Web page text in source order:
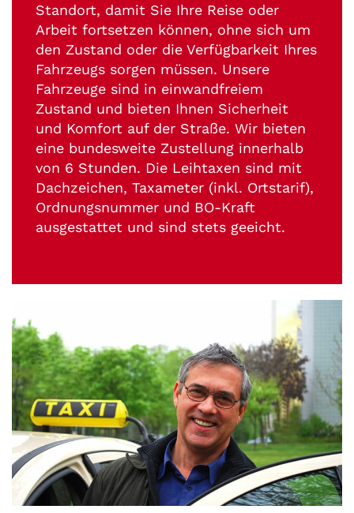
Standort, damit Sie Ihre Reise oder
Arbeit fortsetzen können, ohne sich um
den Zustand oder die Verfügbarkeit Ihres
Fahrzeugs sorgen müssen. Unsere
Fahrzeuge sind in einwandfreiem
Zustand und bieten Ihnen Sicherheit
und Komfort auf der Straße. Wir bieten
eine bundesweite Zustellung innerhalb
von 6 Stunden. Die Leihtaxen sind mit
Dachzeichen, Taxameter (inkl. Ortstarif),
Ordnungsnummer und BO-Kraft
ausgestattet und sind stets geeicht.